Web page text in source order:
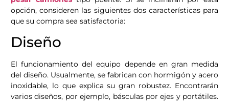
opción, consideren las siguientes dos características para
que su compra sea satisfactoria:
Diseño
El funcionamiento del equipo depende en gran medida
del diseño. Usualmente, se fabrican con hormigón y acero
inoxidable, lo que explica su gran robustez. Encontrarán
varios diseños, por ejemplo, básculas por ejes y portátiles.